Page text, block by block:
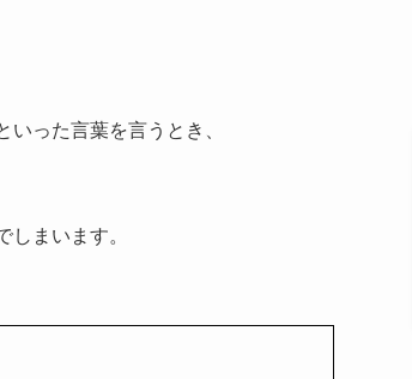
った言葉を言うとき、
まいます。